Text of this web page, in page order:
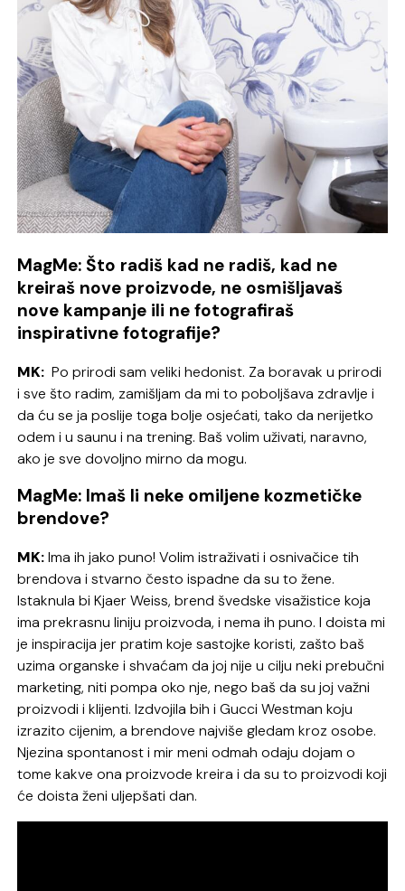
MagMe: Što radiš kad ne radiš, kad ne
kreiraš nove proizvode, ne osmišljavaš
nove kampanje ili ne fotografiraš
inspirativne fotografije?
MK: Po prirodi sam veliki hedonist. Za boravak u prirodi
i sve što radim, zamišljam da mi to poboljšava zdravlje i
da ću se ja poslije toga bolje osjećati, tako da nerijetko
odem i u saunu i na trening. Baš volim uživati, naravno,
ako je sve dovoljno mirno da mogu.
MagMe: Imaš li neke omiljene kozmetičke
brendove?
MK:Ima ih jako puno! Volim istraživati i osnivačice tih
brendova i stvarno često ispadne da su to žene.
Istaknula bi Kjaer Weiss, brend švedske visažistice koja
ima prekrasnu liniju proizvoda, i nema ih puno. I doista mi
je inspiracija jer pratim koje sastojke koristi, zašto baš
uzima organske i shvaćam da joj nije u cilju neki prebučni
marketing, niti pompa oko nje, nego baš da su joj važni
proizvodi i klijenti. Izdvojila bih i Gucci Westman koju
izrazito cijenim, a brendove najviše gledam kroz osobe.
Njezina spontanost i mir meni odmah odaju dojam o
tome kakve ona proizvode kreira i da su to proizvodi koji
će doista ženi uljepšati dan.